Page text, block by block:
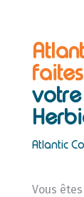
Atlantic
Vous